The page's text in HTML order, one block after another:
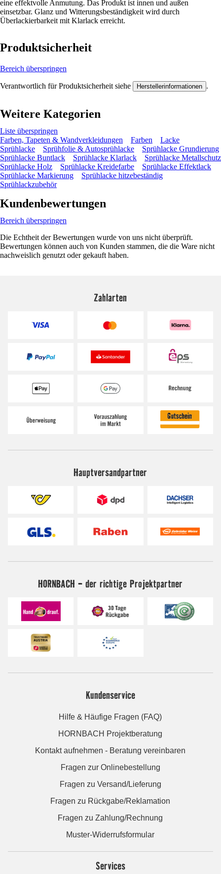
eine effektvolle Anmutung. Das Produkt ist innen und außen
einsetzbar. Glanz und Witterungsbeständigkeit wird durch
Überlackierbarkeit mit Klarlack erreicht.
Produktsicherheit
Bereich überspringen
Verantwortlich für Produktsicherheit siehe Herstellerinformationen .
Weitere Kategorien
Liste überspringen
Farben, Tapeten & Wandverkleidungen
Farben
Lacke
Sprühlacke
Sprühfolie & Autosprühlacke
Sprühlacke Grundierung
Sprühlacke Buntlack
Sprühlacke Klarlack
Sprühlacke Metallschutz
Sprühlacke Holz
Sprühlacke Kreidefarbe
Sprühlacke Effektlack
Sprühlacke Markierung
Sprühlacke hitzebeständig
Sprühlackzubehör
Kundenbewertungen
Bereich überspringen
Die Echtheit der Bewertungen wurde von uns nicht überprüft.
Bewertungen können auch von Kunden stammen, die die Ware nicht
nachweislich genutzt oder gekauft haben.
Zahlarten
Hauptversandpartner
HORNBACH - der richtige Projektpartner
Kundenservice
Hilfe & Häufige Fragen (FAQ)
HORNBACH Projektberatung
Kontakt aufnehmen - Beratung vereinbaren
Fragen zur Onlinebestellung
Fragen zu Versand/Lieferung
Fragen zu Rückgabe/Reklamation
Fragen zu Zahlung/Rechnung
Muster-Widerrufsformular
Services